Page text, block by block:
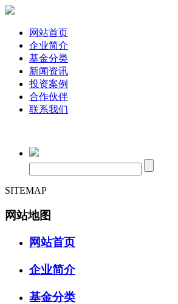
网站首页
企业简介
基金分类
新闻资讯
投资案例
合作伙伴
联系我们
SITEMAP
网站地图
网站首页
企业简介
基金分类